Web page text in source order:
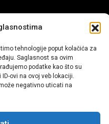
tehnologije poput kolačića za
Saglasnost sa ovim
podatke kao što su
ovi na ovoj veb lokaciji.
negativno uticati na
karaktera koji donosi vijesti i
a i popularne kulture.